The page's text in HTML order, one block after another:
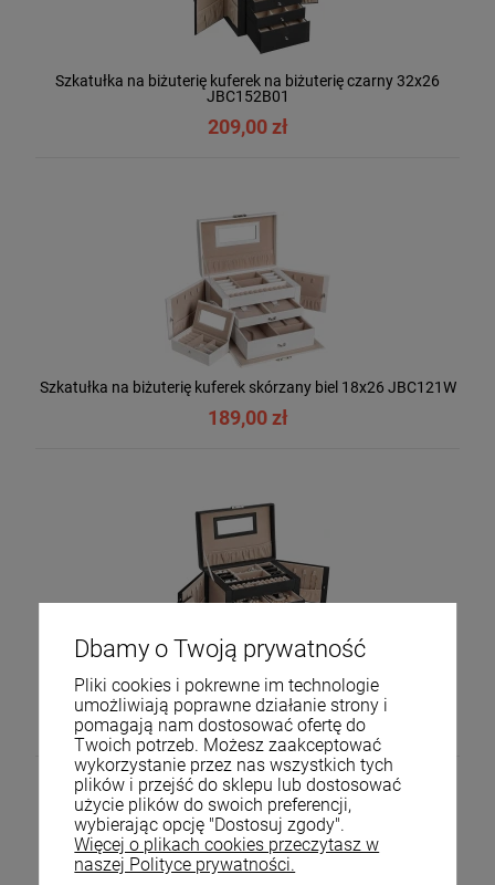
Szkatułka na biżuterię kuferek na biżuterię czarny 32x26
JBC152B01
209,00 zł
Szkatułka na biżuterię kuferek skórzany biel 18x26 JBC121W
189,00 zł
Szkatułka na biżuterię kuferek skórzany czerń 18x26
JBC121B
199,00 zł
Dbamy o Twoją prywatność
Pliki cookies i pokrewne im technologie
umożliwiają poprawne działanie strony i
pomagają nam dostosować ofertę do
Twoich potrzeb. Możesz zaakceptować
wykorzystanie przez nas wszystkich tych
plików i przejść do sklepu lub dostosować
użycie plików do swoich preferencji,
wybierając opcję "Dostosuj zgody".
Więcej o plikach cookies przeczytasz w
naszej Polityce prywatności.